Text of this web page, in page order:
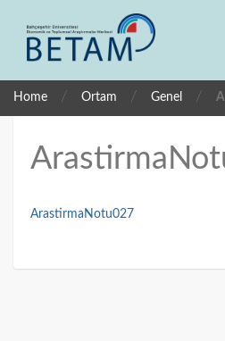
Home / Ortam / Genel /
ArastirmaNotu027